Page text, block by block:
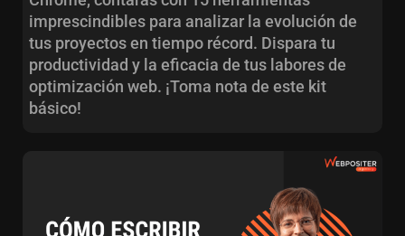
imprescindibles para analizar la evolución de
tus proyectos en tiempo récord. Dispara tu
productividad y la eficacia de tus labores de
optimización web. ¡Toma nota de este kit
básico!